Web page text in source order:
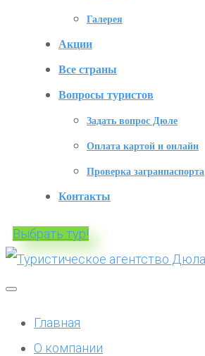
Галерея
Акции
Все страны
Вопросы туристов
Задать вопрос Дюле
Оплата картой и онлайн
Проверка загранпаспорта
Контакты
Выбрать тур!
Главная
О компании